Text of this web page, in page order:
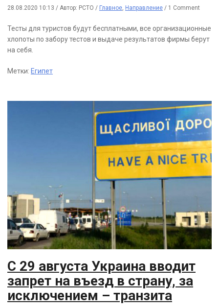
28.08.2020 10:13 / Автор: РСТО / Главное, Направление / 1 Comment
Тесты для туристов будут бесплатными, все организационные
хлопоты по забору тестов и выдаче результатов фирмы берут
на себя.
Метки: Египет
С 29 августа Украина вводит
запрет на въезд в страну, за
исключением – транзита